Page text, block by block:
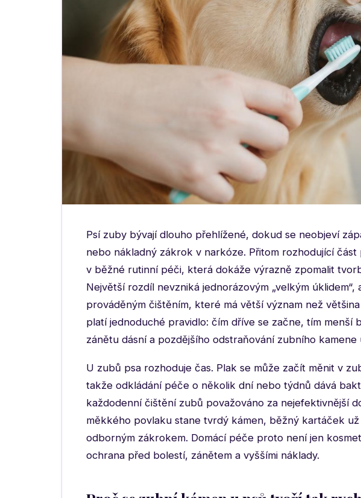
Psí zuby bývají dlouho přehlížené, dokud se neobjeví
nebo nákladný zákrok v narkóze. Přitom rozhodující
v běžné rutinní péči, která dokáže výrazně zpomalit
Největší rozdíl nevzniká jednorázovým „velkým úklidem“,
prováděným čištěním, které má větší význam než
platí jednoduché pravidlo: čím dříve se začne, tím menší
zánětu dásní a pozdějšího odstraňování zubního kamene
U zubů psa rozhoduje čas. Plak se může začít měnit v
takže odkládání péče o několik dní nebo týdnů dává
každodenní čištění zubů považováno za nejefektivnější
měkkého povlaku stane tvrdý kámen, běžný kartáček
odborným zákrokem. Domácí péče proto není jen
ochrana před bolestí, zánětem a vyššími náklady.